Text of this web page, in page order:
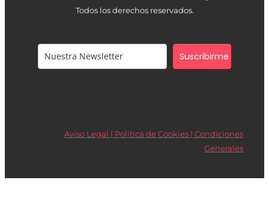
Todos los derechos reservados.
Suscribirme
Aviso Legal | Política de Cookies | Condiciones
Generales